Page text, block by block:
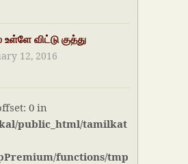
விட்டு குத்து
12, 2016
0 in
public_html/tamilkat
functions/tmp